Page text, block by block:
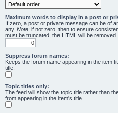
Maximum words to display in a post or
If zero, a post or private message can be of
any. Note: if not zero, then to ensure
must be truncated, the HTML will be removed.
Suppress forum names:
Keeps the forum name appearing in the item
title.
Topic titles only:
The feed will show the topic title rather than
from appearing in the item's title.